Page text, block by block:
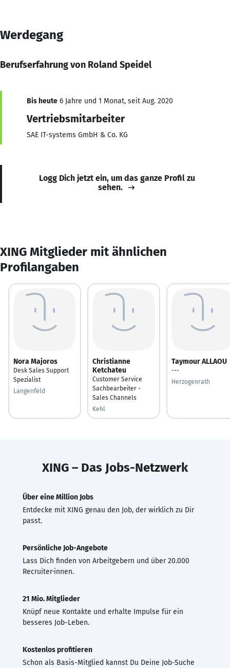
Werdegang
Berufserfahrung von Roland Speidel
Bis heute 6 Jahre und 1 Monat, seit Aug. 2020
Vertriebsmitarbeiter
SAE IT-systems GmbH & Co. KG
Logg Dich jetzt ein, um das ganze Profil zu
sehen.
XING Mitglieder mit ähnlichen
Profilangaben
Nora Majoros
Desk Sales Support
Spezialist
Langenfeld
Christianne
Ketchateu
Customer Service
Sachbearbeiter -
Sales Channels
Kehl
Taymour ALLAOU
---
Herzogenrath
XING – Das Jobs-Netzwerk
Über eine Million Jobs
Entdecke mit XING genau den Job, der wirklich zu Dir
passt.
Persönliche Job-Angebote
Lass Dich finden von Arbeitgebern und über 20.000
Recruiter·innen.
21 Mio. Mitglieder
Knüpf neue Kontakte und erhalte Impulse für ein
besseres Job-Leben.
Kostenlos profitieren
Schon als Basis-Mitglied kannst Du Deine Job-Suche